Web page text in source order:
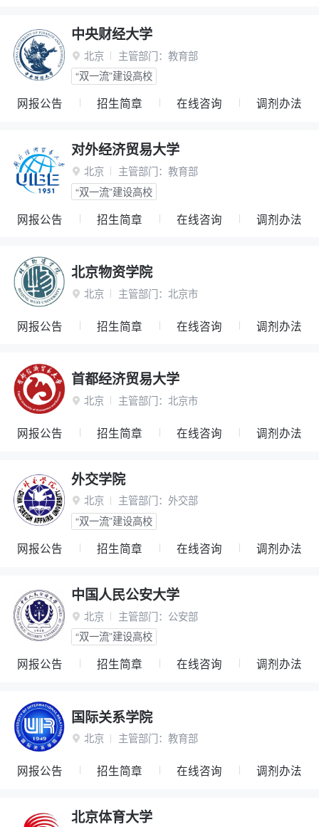
中央财经大学
 北京 主管部门： 教育部
“双一流”建设高校
网报公告 招生简章 在线咨询 调剂办法
对外经济贸易大学
 北京 主管部门： 教育部
“双一流”建设高校
网报公告 招生简章 在线咨询 调剂办法
北京物资学院
 北京 主管部门： 北京市
网报公告 招生简章 在线咨询 调剂办法
首都经济贸易大学
 北京 主管部门： 北京市
网报公告 招生简章 在线咨询 调剂办法
外交学院
 北京 主管部门： 外交部
“双一流”建设高校
网报公告 招生简章 在线咨询 调剂办法
中国人民公安大学
 北京 主管部门： 公安部
“双一流”建设高校
网报公告 招生简章 在线咨询 调剂办法
国际关系学院
 北京 主管部门： 教育部
网报公告 招生简章 在线咨询 调剂办法
北京体育大学